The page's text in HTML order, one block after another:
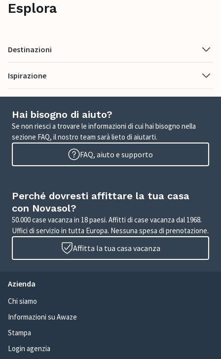
Esplora
Destinazioni
Ispirazione
Hai bisogno di aiuto?
Se non riesci a trovare le informazioni di cui hai bisogno nella
sezione FAQ, il nostro team sarà lieto di aiutarti.
FAQ, aiuto e supporto
Perché dovresti affittare la tua casa
con Novasol?
50.000 case vacanza in 18 paesi. Affitti di case vacanza dal 1968.
Uffici di servizio in tutta Europa. Nessuna spesa di prenotazione.
Affitta la tua casa vacanza
Azienda
Chi siamo
Informazioni su Awaze
Stampa
Login agenzia